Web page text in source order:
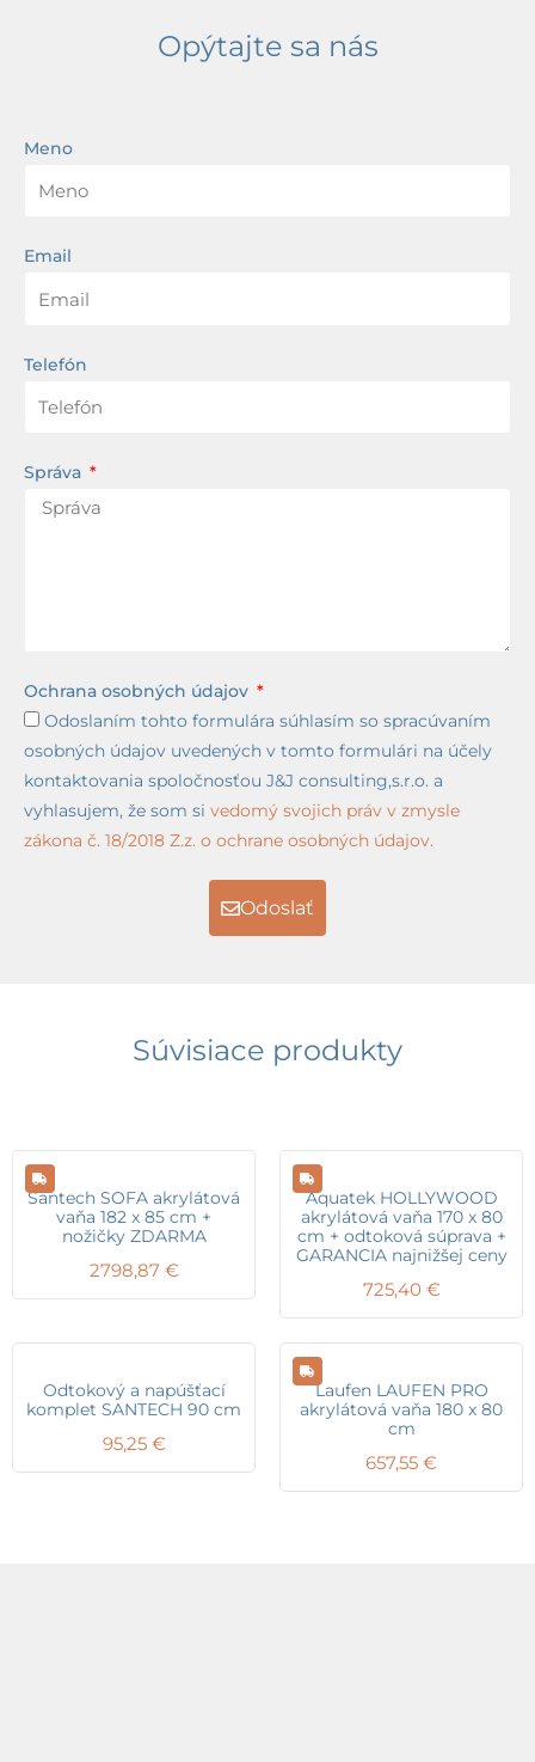
Opýtajte sa nás
Meno
Email
Telefón
Správa
Ochrana osobných údajov
Odoslaním tohto formulára súhlasím so spracúvaním
osobných údajov uvedených v tomto formulári na účely
kontaktovania spoločnosťou J&J consulting,s.r.o. a
vyhlasujem, že som si vedomý svojich práv v zmysle
zákona č. 18/2018 Z.z. o ochrane osobných údajov.
Odoslať
Súvisiace produkty
Santech SOFA akrylátová
vaňa 182 x 85 cm +
nožičky ZDARMA
2798,87 €
Aquatek HOLLYWOOD
akrylátová vaňa 170 x 80
cm + odtoková súprava +
GARANCIA najnižšej ceny
725,40 €
Odtokový a napúšťací
komplet SANTECH 90 cm
95,25 €
Laufen LAUFEN PRO
akrylátová vaňa 180 x 80
cm
657,55 €